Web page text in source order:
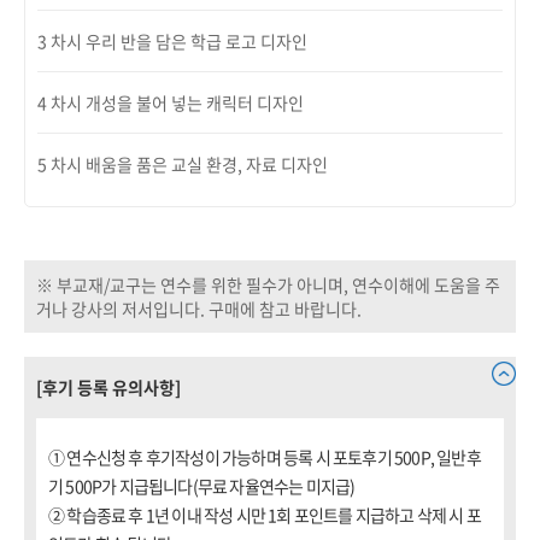
3 차시 우리 반을 담은 학급 로고 디자인
4 차시 개성을 불어 넣는 캐릭터 디자인
5 차시 배움을 품은 교실 환경, 자료 디자인
※ 부교재/교구는 연수를 위한 필수가 아니며, 연수이해에 도움을 주
거나 강사의 저서입니다. 구매에 참고 바랍니다.
[후기 등록 유의사항]
① 연수신청 후 후기작성이 가능하며 등록 시 포토후기 500P, 일반후
기 500P가 지급됩니다(무료 자율연수는 미지급)
② 학습종료 후 1년 이내 작성 시만 1회 포인트를 지급하고 삭제 시 포